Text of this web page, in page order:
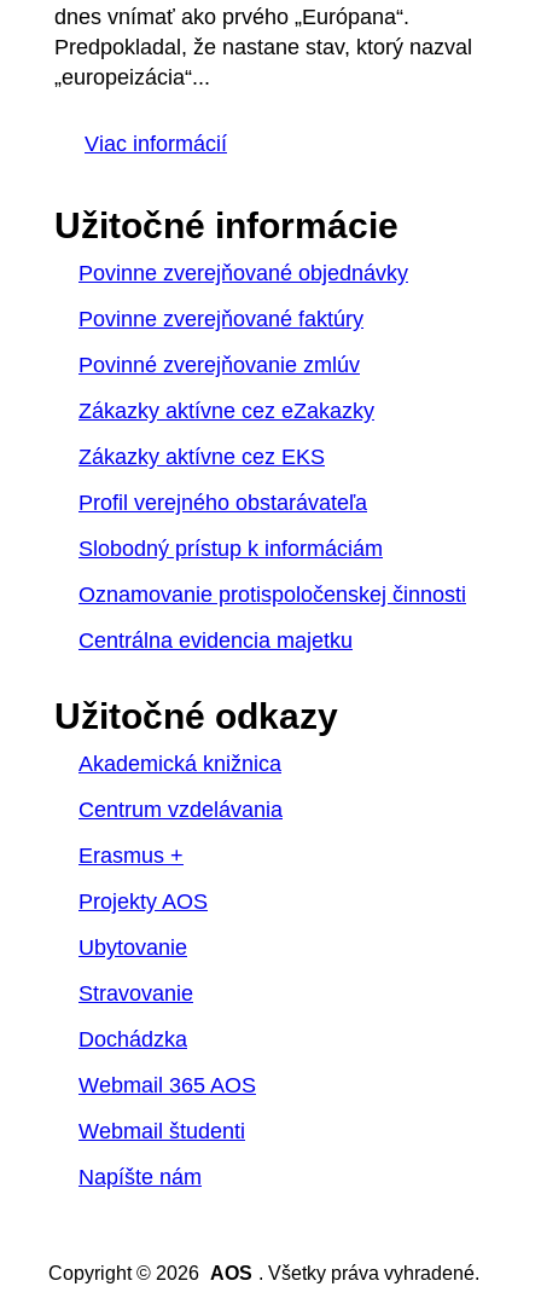
dnes vnímať ako prvého „Európana“.
Predpokladal, že nastane stav, ktorý nazval
„europeizácia“...
Viac informácií
Užitočné informácie
Povinne zverejňované objednávky
Povinne zverejňované faktúry
Povinné zverejňovanie zmlúv
Zákazky aktívne cez eZakazky
Zákazky aktívne cez EKS
Profil verejného obstarávateľa
Slobodný prístup k informáciám
Oznamovanie protispoločenskej činnosti
Centrálna evidencia majetku
Užitočné odkazy
Akademická knižnica
Centrum vzdelávania
Erasmus +
Projekty AOS
Ubytovanie
Stravovanie
Dochádzka
Webmail 365 AOS
Webmail študenti
Napíšte nám
Copyright © 2026 AOS . Všetky práva vyhradené.